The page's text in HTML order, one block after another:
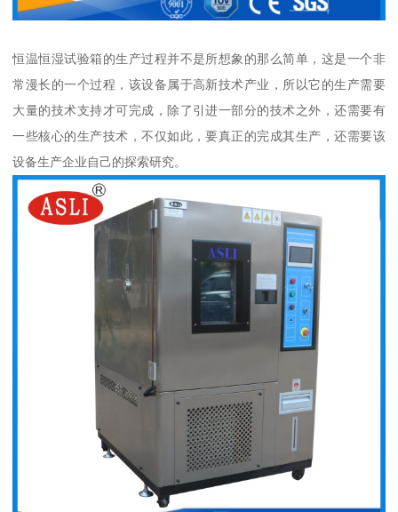
恒温恒湿试验箱的生产过程并不是所想象的那么简单，这是一个非
常漫长的一个过程，该设备属于高新技术产业，所以它的生产需要
大量的技术支持才可完成，除了引进一部分的技术之外，还需要有
一些核心的生产技术，不仅如此，要真正的完成其生产，还需要该
设备生产企业自己的探索研究。